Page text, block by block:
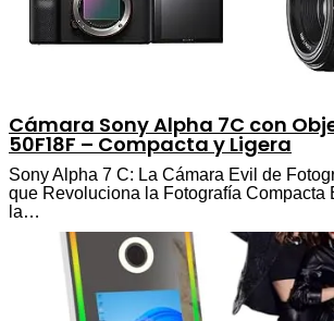
Cámara Sony Alpha 7C con
50F18F – Compacta y Ligera
Sony Alpha 7 C: La Cámara Evil de
que Revoluciona la Fotografía Compacta
la…